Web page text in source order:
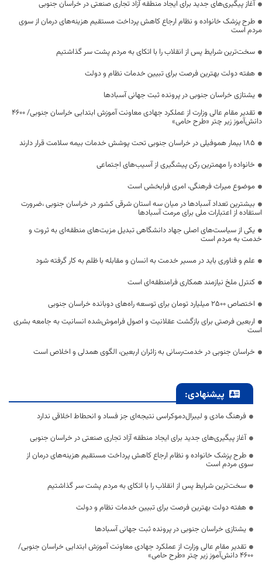
آغاز پیگیری‌های جدید برای ایجاد منطقه آزاد تجاری صنعتی در خراسان جنوبی
طرح پزشک خانواده و نظام ارجاع کاهش پرداخت مستقیم هزینه‌های درمان از سوی
مردم است
سخت‌ترین شرایط پس از انقلاب را با اتکای به مردم پشت سر گذاشتیم
هفته دولت بهترین فرصت برای تبیین خدمات نظام و دولت
یشتازی خراسان جنوبی در پرونده ثبت جهانی آسبادها
تقدیر مقام عالی وزارت از عملکرد جهادی معاونت آموزش ابتدایی خراسان جنوبی/ ۴۶۰۰
دانش‌آموز زیر چتر «طرح حامی»
۱۸۵ بیمار هموفیلی در خراسان جنوبی تحت پوشش خدمات بیمه سلامت قرار دارند
خانواده را مهمترین رکن پیشگیری از آسیب‌های اجتماعی
موضوع میراث فرهنگی، امری فرابخشی است
بیشترین تعداد آسبادها در میان سه استان شرقی کشور در خراسان جنوبی ،ضرورت
استفاده از اعتبارات ملی برای مرمت آسبادها
یکی از سیاست‌های اصلی جهاد دانشگاهی تبدیل مزیت‌های منطقه‌ای به ثروت و
خدمت به مردم است
علم و فناوری باید در مسیر خدمت به انسان و مقابله با ظلم به کار گرفته شود
کنترل ملخ نیازمند همکاری فرامنطقه‌ای است
اختصاص 2500 میلیارد تومان برای توسعه راه‌های دوبانده خراسان جنوبی
اربعین فرصتی برای بازگشت عقلانیت و اصول فراموش‌شده انسانیت به جامعه بشری
است
خراسان جنوبی در خدمت‌رسانی به زائران اربعین، الگوی همدلی و اخلاص است
پیشنهادی:
فرهنگ مادی و لیبرال‌دموکراسی نتیجه‌ای جز فساد و انحطاط اخلاقی ندارد
آغاز پیگیری‌های جدید برای ایجاد منطقه آزاد تجاری صنعتی در خراسان جنوبی
طرح پزشک خانواده و نظام ارجاع کاهش پرداخت مستقیم هزینه‌های درمان از
سوی مردم است
سخت‌ترین شرایط پس از انقلاب را با اتکای به مردم پشت سر گذاشتیم
هفته دولت بهترین فرصت برای تبیین خدمات نظام و دولت
یشتازی خراسان جنوبی در پرونده ثبت جهانی آسبادها
تقدیر مقام عالی وزارت از عملکرد جهادی معاونت آموزش ابتدایی خراسان جنوبی/
۴۶۰۰ دانش‌آموز زیر چتر «طرح حامی»